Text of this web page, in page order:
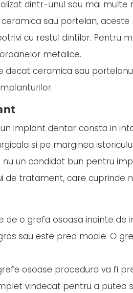
dintr-unul sau mai
sau portelan,
cu restul dintilor. Pentru
metalice.
decat ceramica sau
implant dentar consta in
si pe marginea
un candidat bun pentru
de tratament, care cuprinde
de o grefa osoasa inainte de
sau este prea moale. O
osoase procedura va fi
vindecat pentru a putea